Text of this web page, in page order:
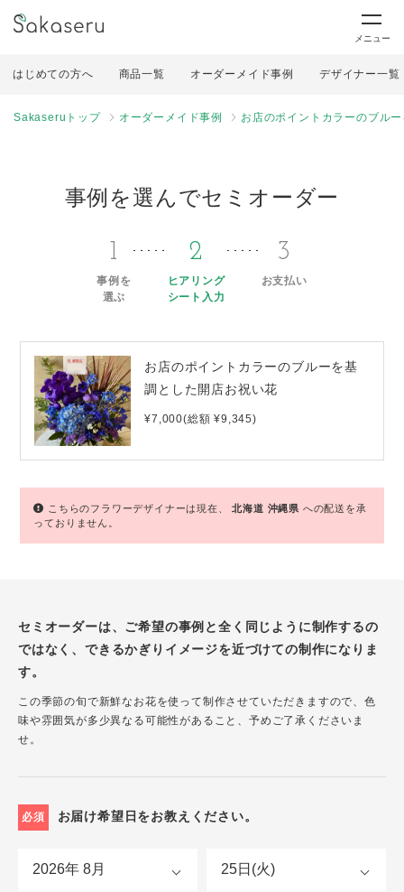
メニュー
はじめての方へ 商品一覧 オーダーメイド事例 デザイナー一覧
Sakaseruトップ オーダーメイド事例 お店のポイントカラーのブル
事例を選んでセミオーダー
1
事例を
選ぶ
2
ヒアリング
シート入力
3
お支払い
お店のポイントカラーのブルーを基
調とした開店お祝い花
¥7,000(総額 ¥9,345)
こちらのフラワーデザイナーは現在、北海道 沖縄県 への配送を承
っておりません。
セミオーダーは、ご希望の事例と全く同じように制作するの
ではなく、できるかぎりイメージを近づけての制作になりま
す。
この季節の旬で新鮮なお花を使って制作させていただきますので、色
味や雰囲気が多少異なる可能性があること、予めご了承くださいま
せ。
必須 お届け希望日をお教えください。